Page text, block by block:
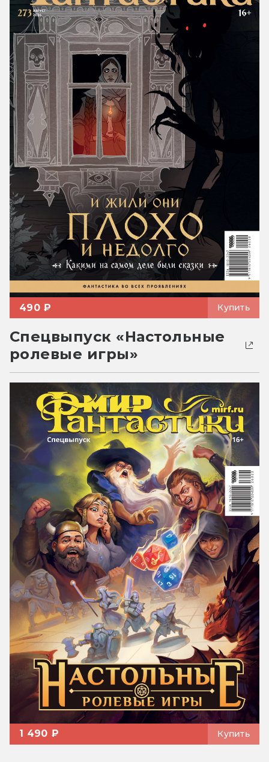
490 ₽ Купить
Спецвыпуск «Настольные
ролевые игры»
1 490 ₽ Купить